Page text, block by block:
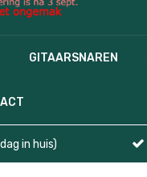
GITAARSNAREN
in huis)